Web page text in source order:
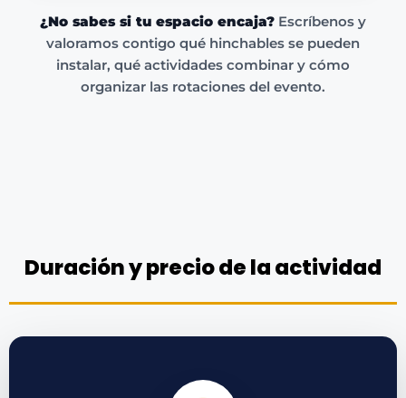
¿No sabes si tu espacio encaja? Escríbenos y
valoramos contigo qué hinchables se pueden
instalar, qué actividades combinar y cómo
organizar las rotaciones del evento.
Duración y precio de la actividad